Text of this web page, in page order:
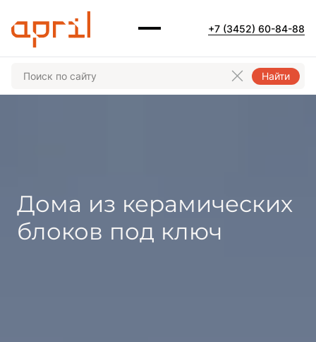
+7 (3452) 60-84-88
Найти
Дома из керамических
блоков под ключ